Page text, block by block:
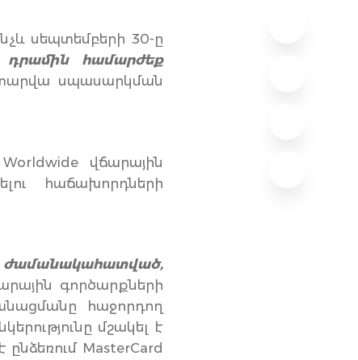
սեպտեմբերի 30-ը
համարժեք
սպասարկման
վճարային
հաճախորդների
ժամանակահատված,
գործարքների
հաջորդող
մշակել է
MasterCard